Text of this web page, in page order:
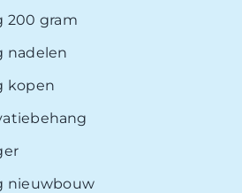
200 gram
nadelen
kopen
nieuwbouw